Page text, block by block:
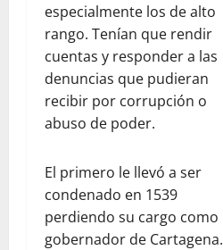
especialmente los de alto
rango. Tenían que rendir
cuentas y responder a las
denuncias que pudieran
recibir por corrupción o
abuso de poder.
El primero le llevó a ser
condenado en 1539
perdiendo su cargo como
gobernador de Cartagena.